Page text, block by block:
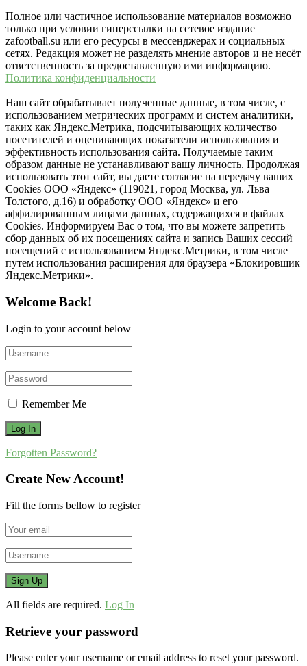
Полное или частичное использование материалов возможно
только при условии гиперссылки на сетевое издание
zafootball.su или его ресурсы в мессенджерах и социальных
сетях. Редакция может не разделять мнение авторов и не несёт
ответственность за предоставленную ими информацию.
Политика конфиденциальности
Наш сайт обрабатывает полученные данные, в том числе, с
использованием метрических программ и систем аналитики,
таких как Яндекс.Метрика, подсчитывающих количество
посетителей и оценивающих показатели использования и
эффективность использования сайта. Получаемые таким
образом данные не устанавливают вашу личность. Продолжая
использовать этот сайт, вы даете согласие на передачу ваших
Cookies ООО «Яндекс» (119021, город Москва, ул. Льва
Толстого, д.16) и обработку ООО «Яндекс» и его
аффилированным лицами данных, содержащихся в файлах
Cookies. Информируем Вас о том, что вы можете запретить
сбор данных об их посещениях сайта и запись Ваших сессий
посещений с использованием Яндекс.Метрики, в том числе
путем использования расширения для браузера «Блокировщик
Яндекс.Метрики».
Welcome Back!
Login to your account below
Remember Me
Forgotten Password?
Create New Account!
Fill the forms bellow to register
All fields are required. Log In
Retrieve your password
Please enter your username or email address to reset your password.